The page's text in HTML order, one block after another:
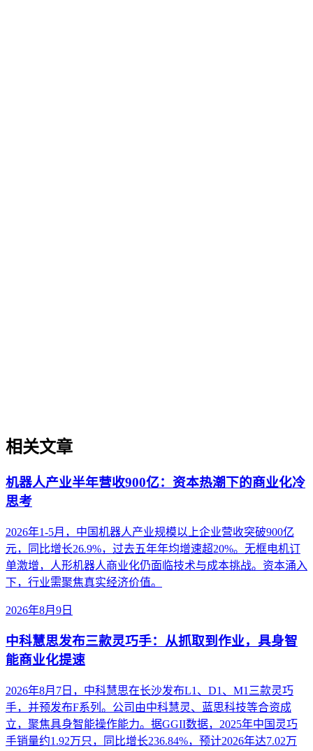
相关文章
机器人产业半年营收900亿：资本热潮下的商业化冷
思考
2026年1-5月，中国机器人产业规模以上企业营收突破900亿
元，同比增长26.9%，过去五年年均增速超20%。无框电机订
单激增，人形机器人商业化仍面临技术与成本挑战。资本涌入
下，行业需聚焦真实经济价值。
2026年8月9日
中科慧思发布三款灵巧手：从抓取到作业，具身智
能商业化提速
2026年8月7日，中科慧思在长沙发布L1、D1、M1三款灵巧
手，并预发布F系列。公司由中科慧灵、蓝思科技等合资成
立，聚焦具身智能操作能力。据GGII数据，2025年中国灵巧
手销量约1.92万只，同比增长236.84%，预计2026年达7.02万